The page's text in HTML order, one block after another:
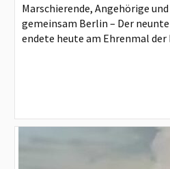
Marschierende, Angehörige
gemeinsam Berlin – Der
endete heute am Ehrenmal der